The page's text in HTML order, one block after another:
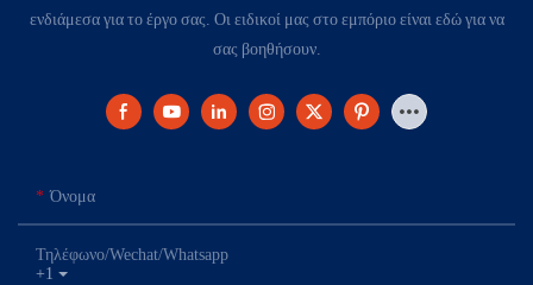
ενδιάμεσα για το έργο σας. Οι ειδικοί μας στο εμπόριο είναι εδώ για να
σας βοηθήσουν.
Όνομα
+1
Τηλέφωνο/Wechat/Whatsapp